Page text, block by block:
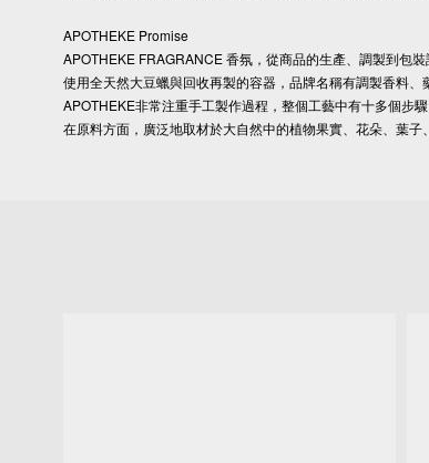
APOTHEKE Promise
APOTHEKE FRAGRANCE 香氛，從商品的生產、調製到包
使用全天然大豆蠟與回收再製的容器，品牌名稱有調製香料
APOTHEKE非常注重手工製作過程，整個工藝中有十多個步
在原料方面，廣泛地取材於大自然中的植物果實、花朵、葉